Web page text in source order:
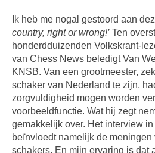
Ik heb me nogal gestoord aan
country, right or wrong!’ Ten
honderdduizenden Volkskrant-
van Chess News beledigt Van
KNSB. Van een grootmeester,
schaker van Nederland te zijn,
zorgvuldigheid mogen worden
voorbeeldfunctie. Wat hij zegt
gemakkelijk over. Het interview
beïnvloedt namelijk de
schakers. En mijn ervaring is dat